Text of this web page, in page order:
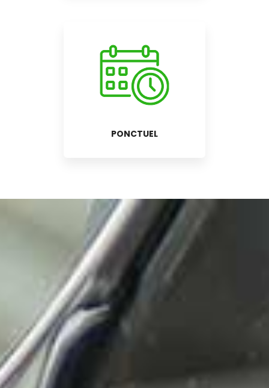
PONCTUEL